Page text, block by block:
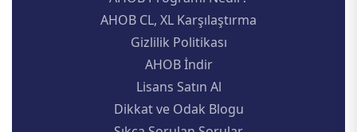
AHOB CL, XL Karşılaştırma
Gizlilik Politikası
AHOB İndir
Lisans Satın Al
Dikkat ve Odak Blogu